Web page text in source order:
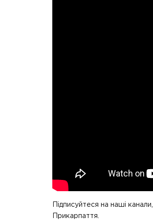
Підписуйтеся на наші
Прикарпаття.